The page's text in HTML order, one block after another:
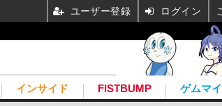
インサイド FISTBUMP ゲムマ
ユーザー登録 ログイン